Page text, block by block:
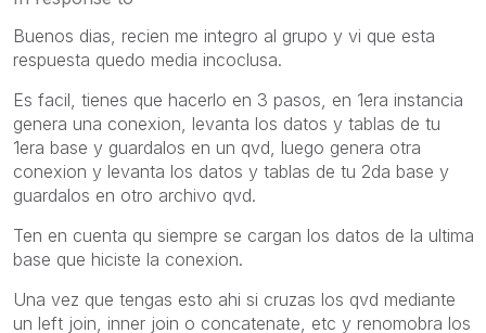
Buenos dias, recien me integro al grupo y vi que esta
respuesta quedo media incoclusa.
Es facil, tienes que hacerlo en 3 pasos, en 1era instancia
genera una conexion, levanta los datos y tablas de tu
1era base y guardalos en un qvd, luego genera otra
conexion y levanta los datos y tablas de tu 2da base y
guardalos en otro archivo qvd.
Ten en cuenta qu siempre se cargan los datos de la ultima
base que hiciste la conexion.
Una vez que tengas esto ahi si cruzas los qvd mediante
un left join, inner join o concatenate, etc y renomobra los